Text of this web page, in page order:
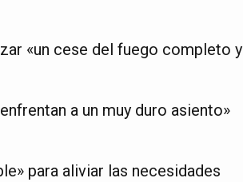
«un cese del fuego completo y
a un muy duro asiento»
para aliviar las necesidades